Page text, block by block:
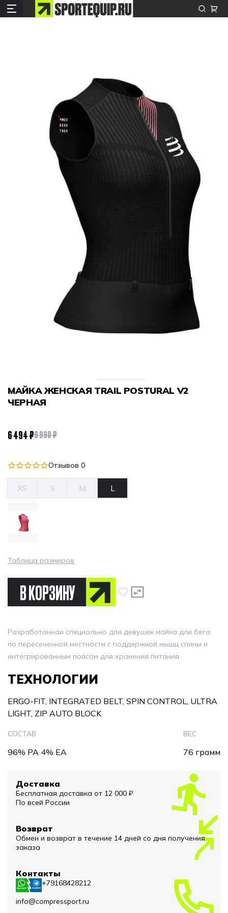
Отзывов 0
МАЙКА ЖЕНСКАЯ TRAIL POSTURAL V2
ЧЕРНАЯ
6 494 ₽9 990 ₽
Таблица размеров
В КОРЗИНУ
XS S M L
Разработанная специально для девушек майка для бега
по пересеченной местности с поддержкой мышц спины и
интегрированным поясом для хранения питания
ТЕХНОЛОГИИ
ERGO-FIT, INTEGRATED BELT, SPIN CONTROL, ULTRA
LIGHT, ZIP AUTO BLOCK
СОСТАВ
96% PA 4% EA
ВЕС
76 грамм
Доставка
Бесплатная доставка от 12 000 ₽
По всей России
Возврат
Обмен и возврат в течение 14 дней со дня получения
заказа
Контакты
+79168428212
info@compressport.ru